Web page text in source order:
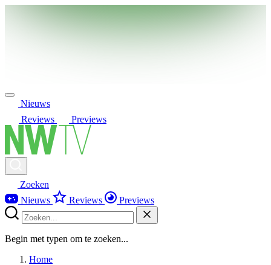
Nieuws
Reviews
Previews
Zoeken
Nieuws
Reviews Previews
Begin met typen om te zoeken...
Home